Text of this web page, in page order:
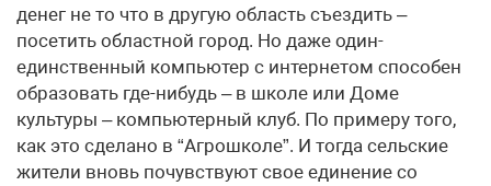
денег не то что в другую область съездить –
посетить областной город. Но даже один-
единственный компьютер с интернетом способен
образовать где-нибудь – в школе или Доме
культуры – компьютерный клуб. По примеру того,
как это сделано в “Агрошколе”. И тогда сельские
жители вновь почувствуют свое единение со